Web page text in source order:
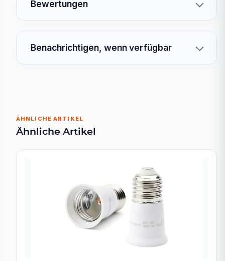
Bewertungen
Benachrichtigen, wenn verfügbar
ÄHNLICHE ARTIKEL
Ähnliche Artikel